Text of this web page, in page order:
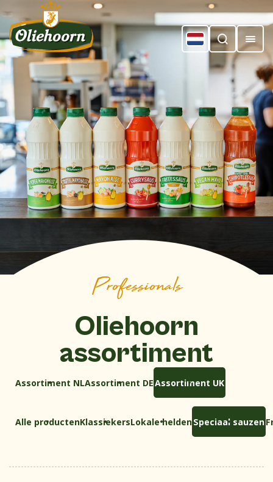
Professionals
Oliehoorn
assortiment
Assortiment NLAssortiment DEAssortiment UK
Alle productenKlassiekersLokale heldenSpeciaal sauzen